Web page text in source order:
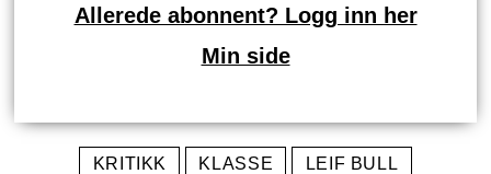
Allerede abonnent? Logg inn her
Min side
KRITIKK KLASSE LEIF BULL